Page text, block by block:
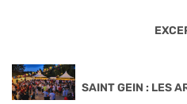
SAINT GEIN : LES